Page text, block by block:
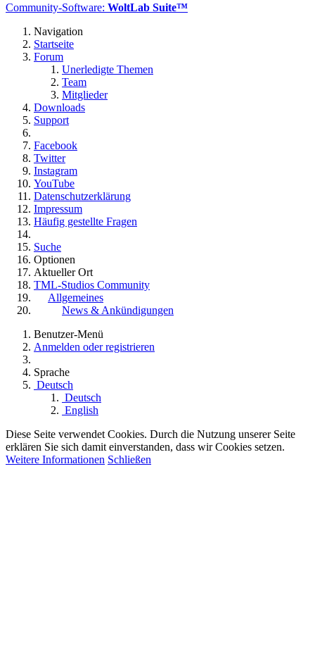
Community-Software: WoltLab Suite™
Navigation
Startseite
Forum
Unerledigte Themen
Team
Mitglieder
Downloads
Support
Facebook
Twitter
Instagram
YouTube
Datenschutzerklärung
Impressum
Häufig gestellte Fragen
Suche
Optionen
Aktueller Ort
TML-Studios Community
Allgemeines
News & Ankündigungen
Benutzer-Menü
Anmelden oder registrieren
Sprache
Deutsch
Deutsch
English
Diese Seite verwendet Cookies. Durch die Nutzung unserer Seite
erklären Sie sich damit einverstanden, dass wir Cookies setzen.
Weitere Informationen Schließen